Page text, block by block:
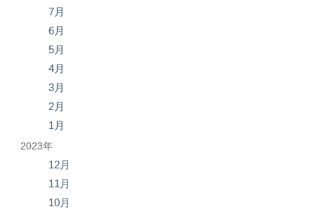
7月
6月
5月
4月
3月
2月
1月
2023年
12月
11月
10月